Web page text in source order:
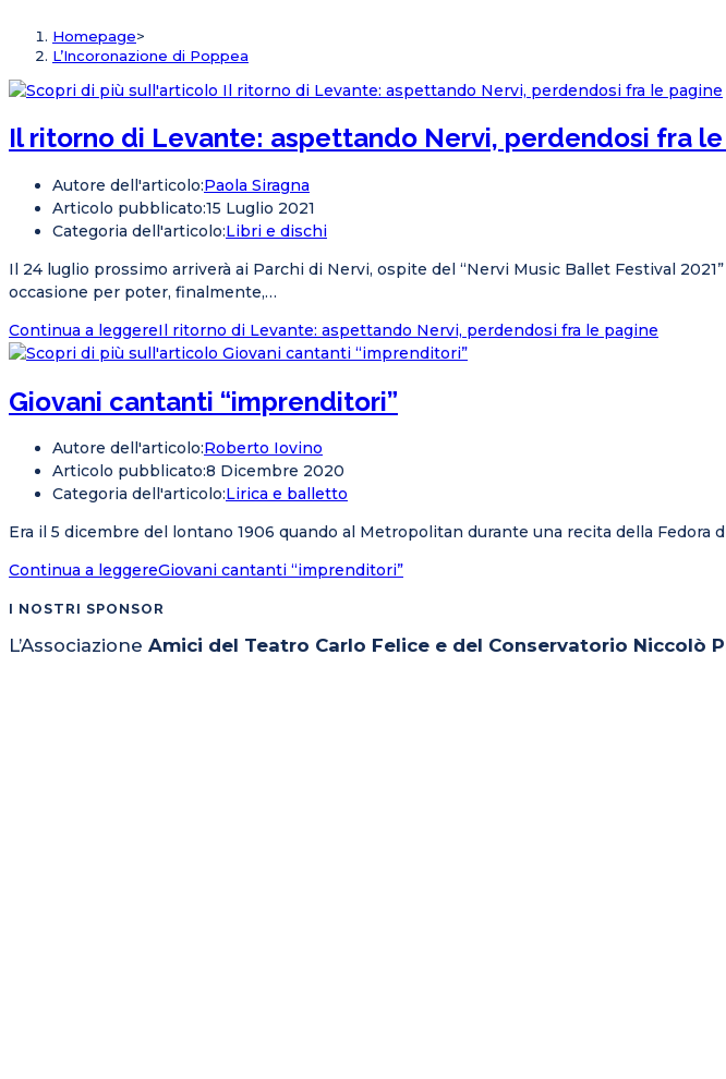
Homepage>
L’Incoronazione di Poppea
Il ritorno di Levante: aspettando Nervi, perdendosi fra
Autore dell'articolo:Paola Siragna
Articolo pubblicato:15 Luglio 2021
Categoria dell'articolo:Libri e dischi
Il 24 luglio prossimo arriverà ai Parchi di Nervi, ospite del “Nervi Music Ballet Festival
occasione per poter, finalmente,…
Continua a leggereIl ritorno di Levante: aspettando Nervi, perdendosi fra le pagine
Giovani cantanti “imprenditori”
Autore dell'articolo:Roberto Iovino
Articolo pubblicato:8 Dicembre 2020
Categoria dell'articolo:Lirica e balletto
Era il 5 dicembre del lontano 1906 quando al Metropolitan durante una recita della
Continua a leggereGiovani cantanti “imprenditori”
I NOSTRI SPONSOR
L’Associazione Amici del Teatro Carlo Felice e del Conservatorio Niccolò